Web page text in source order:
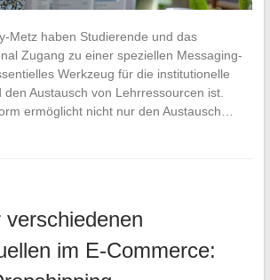
Metz haben Studierende und das
Zugang zu einer speziellen Messaging-
Werkzeug für die institutionelle
Austausch von Lehrressourcen ist.
ermöglicht nicht nur den Austausch…
im E-Commerce: